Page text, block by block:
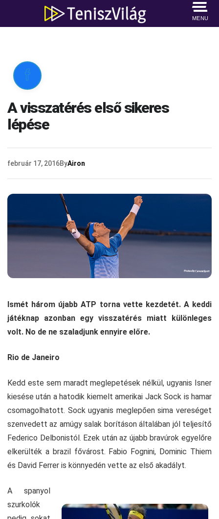
MENU

A visszatérés első sikeres
lépése
február 17, 2016ByAiron
Ismét három újabb ATP torna vette kezdetét. A keddi
játéknap azonban egy visszatérés miatt különleges
volt. No de ne szaladjunk ennyire előre.
Rio de Janeiro
Kedd este sem maradt meglepetések nélkül, ugyanis Isner
kiesése után a hatodik kiemelt amerikai Jack Sock is hamar
csomagolhatott. Sock ugyanis meglepően sima vereséget
szenvedett az amúgy salak borításon általában jól teljesítő
Federico Delbonistól. Ezek után az újabb bravúrok egyelőre
elkerülték a brazil fővárost. Fabio Fognini, Dominic Thiem
és David Ferrer is könnyedén vette az első akadályt.
A spanyol
szurkolók